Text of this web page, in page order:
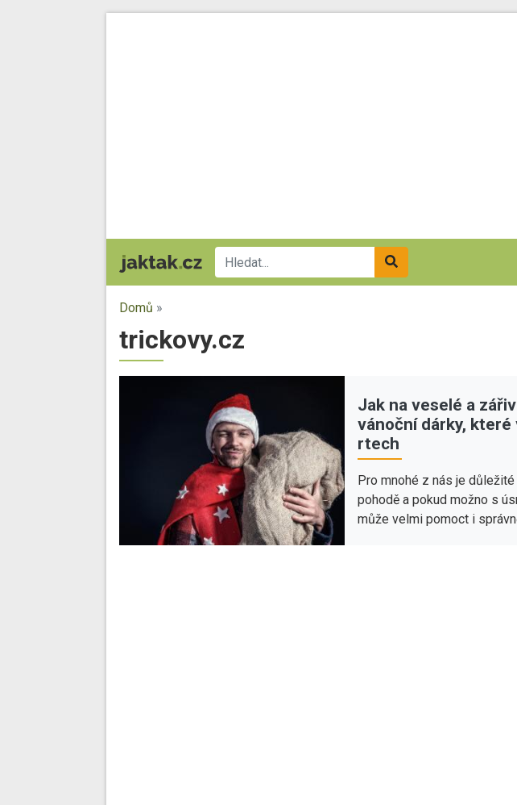
Domů »
trickovy.cz
Jak na veselé a
vánoční dárky,
rtech
Pro mnohé z nás je
pohodě a pokud možno s
může velmi pomoct i